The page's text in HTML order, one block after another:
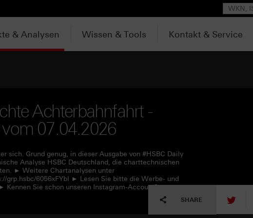
Suche
& Analysen Wissen & Tools Kontakt & Service
Achterbahnfahrt -
vom 07.04.2026
sich. Grund genug, in dieser Ausgabe von #HSBC Daily
Analyse HSBC Deutschland, die charttechnischen
► Weitere Chartanalysen unter
grp.hsbc/6056xFYbI ► Lesen Sie bitte die Werbe- und
Kennen Sie schon unseren Instagram-Account?
SHARE tweet